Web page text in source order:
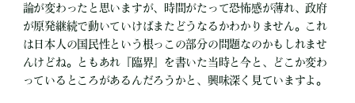
論が変わったと思いますが、時間がたって恐怖感が薄れ、政府
が原発継続で動いていけばまたどうなるかわかりません。これ
は日本人の国民性という根っこの部分の問題なのかもしれませ
んけどね。ともあれ『臨界』を書いた当時と今と、どこか変わ
っているところがあるんだろうかと、興味深く見ていますよ。